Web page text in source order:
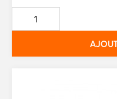
de
base